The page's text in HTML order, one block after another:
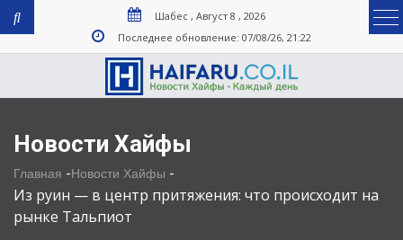
Шабес , Август 8 , 2026
Последнее обновление: 07/08/26, 21:22
Новости Хайфы
Главная -Новости Хайфы -
Из руин — в центр притяжения: что происходит на
рынке Тальпиот